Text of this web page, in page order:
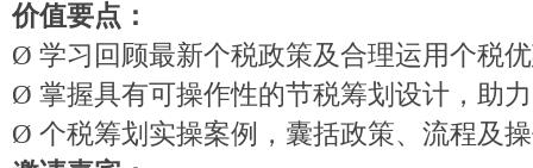
价值要点：
Ø 学习回顾最新个税政策及合理运用个税
Ø 掌握具有可操作性的节税筹划设计，助
Ø 个税筹划 实操案例， 囊括政策、流程及